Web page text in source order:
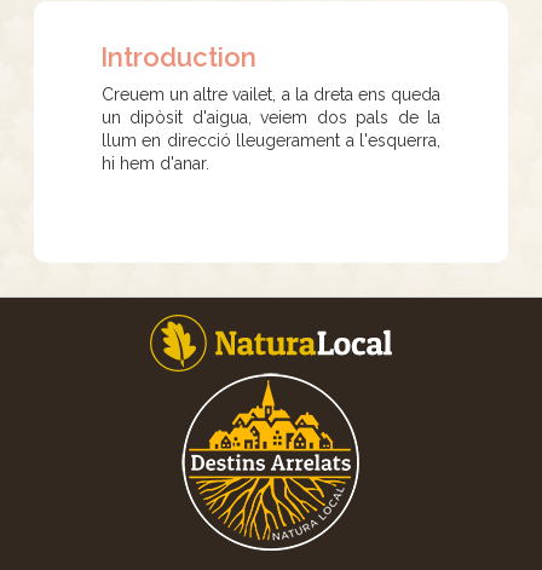
Introduction
Creuem un altre vailet, a la dreta ens queda
un dipòsit d'aigua, veiem dos pals de la
llum en direcció lleugerament a l'esquerra,
hi hem d'anar.